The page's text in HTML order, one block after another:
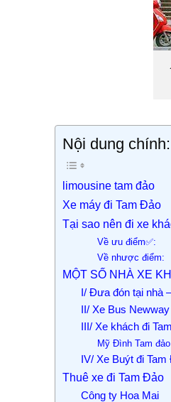
Nội dung chính:
limousine tam đảo
Xe máy đi Tam Đảo
Tại sao nên đi xe
Về ưu điểm✅:
Về nhược điểm:
MỘT SỐ NHÀ XE
I/ Đưa đón tại nhà
II/ Xe Bus
III/ Xe khách đi
Mỹ Đình Tam
IV/ Xe Buýt đi
Thuê xe đi Tam Đảo
Công ty Hoa Mai